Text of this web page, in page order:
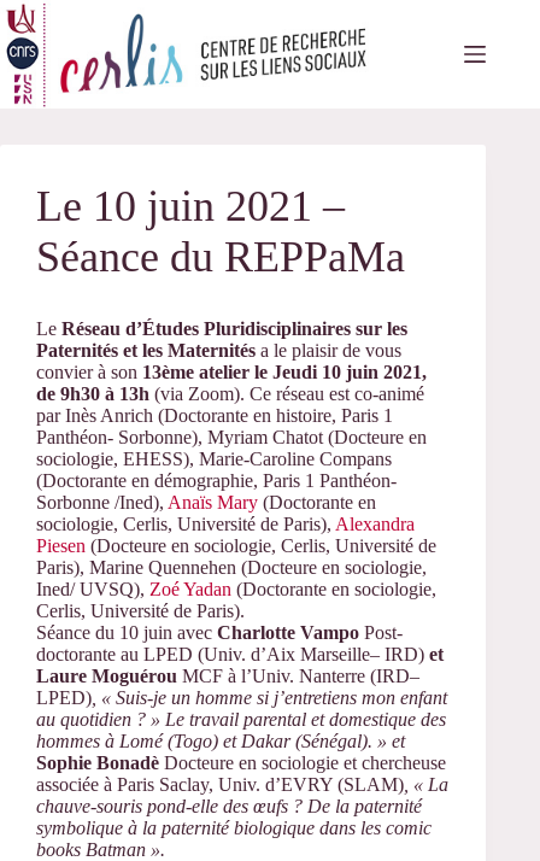
Passer
au
contenu
Le 10 juin 2021 –
Séance du REPPaMa
Le Réseau d’Études Pluridisciplinaires sur les
Paternités et les Maternités a le plaisir de vous
convier à son 13ème atelier le Jeudi 10 juin 2021,
de 9h30 à 13h (via Zoom). Ce réseau est co-animé
par Inès Anrich (Doctorante en histoire, Paris 1
Panthéon- Sorbonne), Myriam Chatot (Docteure en
sociologie, EHESS), Marie-Caroline Compans
(Doctorante en démographie, Paris 1 Panthéon-
Sorbonne /Ined), Anaïs Mary (Doctorante en
sociologie, Cerlis, Université de Paris), Alexandra
Piesen (Docteure en sociologie, Cerlis, Université de
Paris), Marine Quennehen (Docteure en sociologie,
Ined/ UVSQ), Zoé Yadan (Doctorante en sociologie,
Cerlis, Université de Paris).
Séance du 10 juin avec Charlotte Vampo Post-
doctorante au LPED (Univ. d’Aix Marseille– IRD) et
Laure Moguérou MCF à l’Univ. Nanterre (IRD–
LPED) , « Suis-je un homme si j’entretiens mon enfant
au quotidien ? » Le travail parental et domestique des
hommes à Lomé (Togo) et Dakar (Sénégal). » et
Sophie Bonadè Docteure en sociologie et chercheuse
associée à Paris Saclay, Univ. d’EVRY (SLAM) , « La
chauve-souris pond-elle des œufs ? De la paternité
symbolique à la paternité biologique dans les comic
books Batman ».